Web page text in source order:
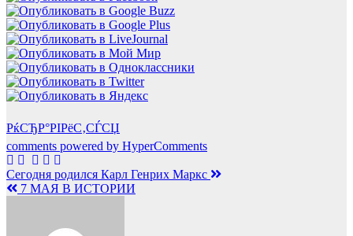
РќСЂР°РІРёС‚СЃСЏ
comments powered by HyperComments
Навигация
по
Сегодня родился Карл Генрих Маркс
7 МАЯ В ИСТОРИИ